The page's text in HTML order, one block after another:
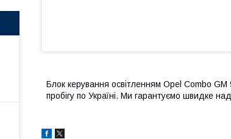
Блок керування освітленням Opel Combo
пробігу по Україні. Ми гарантуємо швидке